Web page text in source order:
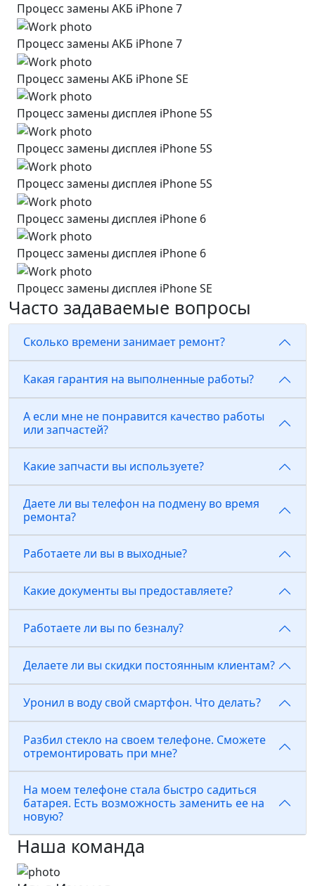
Процесс замены АКБ iPhone 7
Процесс замены АКБ iPhone 7
Процесс замены АКБ iPhone SE
Процесс замены дисплея iPhone 5S
Процесс замены дисплея iPhone 5S
Процесс замены дисплея iPhone 5S
Процесс замены дисплея iPhone 6
Процесс замены дисплея iPhone 6
Процесс замены дисплея iPhone SE
Часто задаваемые вопросы
Сколько времени занимает ремонт?
Какая гарантия на выполненные работы?
А если мне не понравится качество работы
или запчастей?
Какие запчасти вы используете?
Даете ли вы телефон на подмену во время
ремонта?
Работаете ли вы в выходные?
Какие документы вы предоставляете?
Работаете ли вы по безналу?
Делаете ли вы скидки постоянным клиентам?
Уронил в воду свой смартфон. Что делать?
Разбил стекло на своем телефоне. Сможете
отремонтировать при мне?
На моем телефоне стала быстро садиться
батарея. Есть возможность заменить ее на
новую?
Наша команда